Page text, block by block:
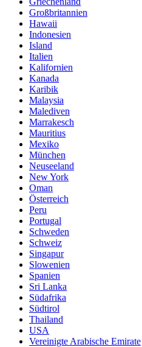
Großbritannien
Hawaii
Indonesien
Island
Italien
Kalifornien
Kanada
Karibik
Malaysia
Malediven
Marrakesch
Mauritius
Mexiko
München
Neuseeland
New York
Oman
Österreich
Peru
Portugal
Schweden
Schweiz
Singapur
Slowenien
Spanien
Sri Lanka
Südafrika
Südtirol
Thailand
USA
Vereinigte Arabische Emirate